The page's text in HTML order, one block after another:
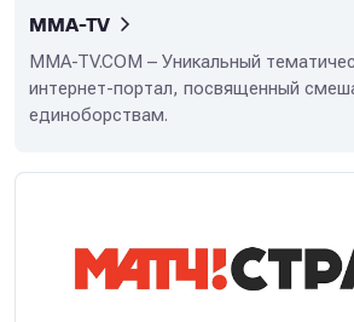
MMA-TV
MMA-TV.COM – Уникальный
интернет-портал, посвященный
единоборствам.